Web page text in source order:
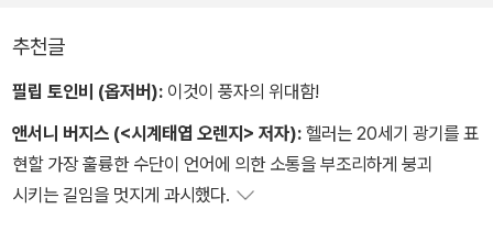
추천글
필립 토인비 (옵저버): 이것이 풍자의 위대함!
앤서니 버지스 (<시계태엽 오렌지> 저자): 헬러는 20세기 광기를 표
현할 가장 훌륭한 수단이 언어에 의한 소통을 부조리하게 붕괴
시키는 길임을 멋지게 과시했다.